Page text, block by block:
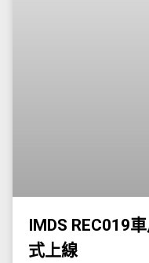
IMDS REC019
式上線